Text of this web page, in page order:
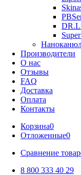
Производители
О нас
Отзывы
FAQ
Доставка
Оплата
Контакты
Корзина0
Отложенные0
Сравнение
8 800 333 40 29